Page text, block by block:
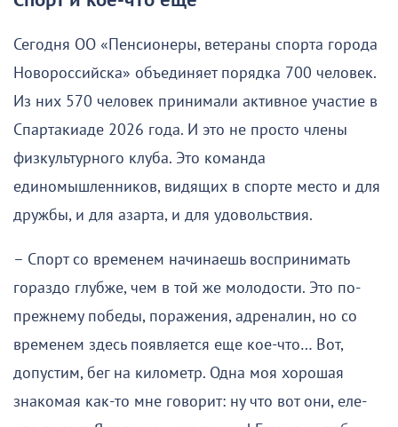
Сегодня ОО «Пенсионеры, ветераны спорта города
Новороссийска» объединяет порядка 700 человек.
Из них 570 человек принимали активное участие в
Спартакиаде 2026 года. И это не просто члены
физкультурного клуба. Это команда
единомышленников, видящих в спорте место и для
дружбы, и для азарта, и для удовольствия.
– Спорт со временем начинаешь воспринимать
гораздо глубже, чем в той же молодости. Это по-
прежнему победы, поражения, адреналин, но со
временем здесь появляется еще кое-что… Вот,
допустим, бег на километр. Одна моя хорошая
знакомая как-то мне говорит: ну что вот они, еле-